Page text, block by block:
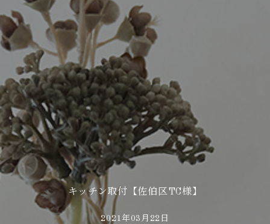
キッチン取付【佐伯区TC様】
2021年03月22日